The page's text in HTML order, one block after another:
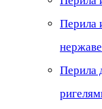
Перила
Перила